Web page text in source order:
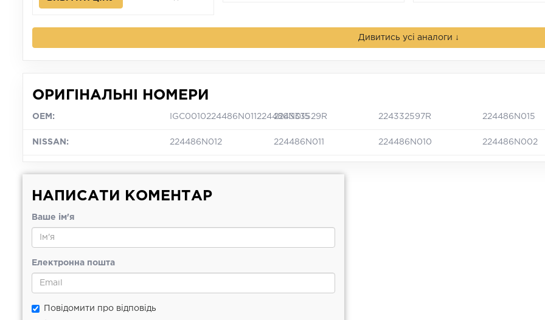
Дивитись усі аналоги ↓
ОРИГІНАЛЬНІ НОМЕРИ
OEM: IGC0010224486N011224486N015
224333529R 224332597R 224486N015
NISSAN: 224486N012 224486N011 224486N010 224486N002
НАПИСАТИ КОМЕНТАР
Ваше ім'я
Електронна пошта
Повідомити про відповідь